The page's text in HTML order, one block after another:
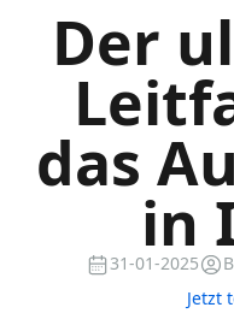
Der
das
in
31-01-2025
Jetzt